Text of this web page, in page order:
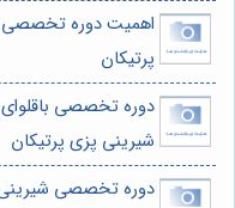
اهمیت دوره تخصصی
پرتیکان
دوره تخصصی باقلوای
شیرینی پزی پرتیکان
دوره تخصصی